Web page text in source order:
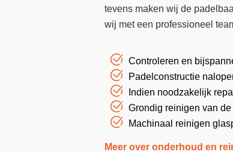
tevens maken wij de
wij met een professioneel
Controleren en
Padelconstructie
Indien noodzakelijk
Grondig reinigen van
Machinaal reinigen
Meer over onderhoud en